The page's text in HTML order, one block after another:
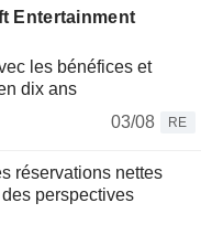
Entertainment
les bénéfices et
dix ans
03/08
RE
réservations nettes
perspectives